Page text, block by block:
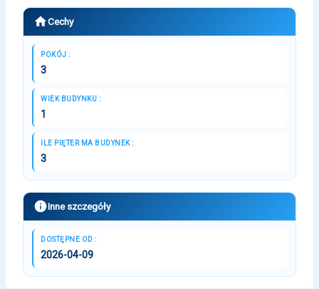
Cechy
POKÓJ :
3
WIEK BUDYNKU :
1
ILE PIĘTER MA BUDYNEK :
3
Inne szczegóły
DOSTĘPNE OD :
2026-04-09